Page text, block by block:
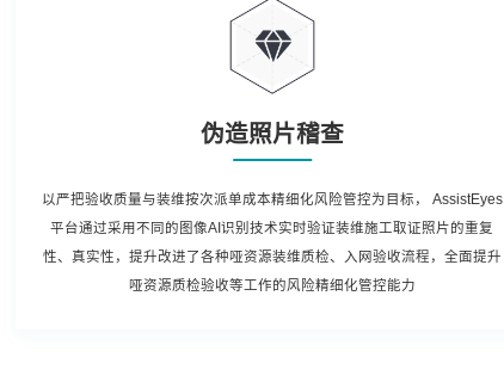
伪造照片稽查
以严把验收质量与装维按次派单成本精细化风险管控为目标， AssistEyes
平台通过采用不同的图像AI识别技术实时验证装维施工取证照片的重复
性、真实性，提升改进了各种哑资源装维质检、入网验收流程，全面提升
哑资源质检验收等工作的风险精细化管控能力